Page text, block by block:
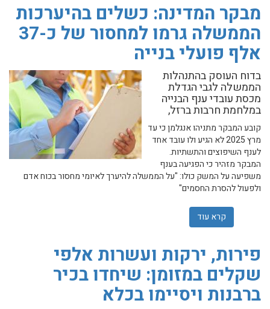
מבקר המדינה: כשלים בהיערכות
הממשלה גרמו למחסור של כ-37
אלף פועלי בנייה
בדוח העוסק בהתנהלות
הממשלה לגבי הגדלת
מכסת עובדי ענף הבנייה
במלחמת חרבות ברזל,
קובע המבקר מתניהו אנגלמן כי עד
מרץ 2025 לא הגיע ולו עובד אחד
לענף השיפוצים והתשתיות.
המבקר מזהיר כי הפגיעה בענף
‏משפיעה על המשק כולו: "על הממשלה להיערך לאיומי מחסור בכוח אדם
ולפעול להסרת החסמים"‏
קרא עוד
פירות, ירקות ועשרות אלפי
שקלים במזומן: שיחדו בכיר
ברבנות ויסיימו בכלא